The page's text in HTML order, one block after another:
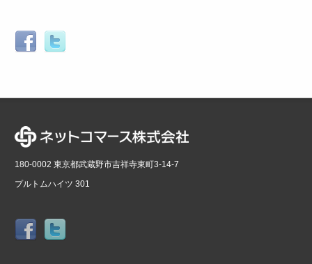
180-0002 東京都武蔵野市吉祥寺東町3-14-7
プルトムハイツ 301